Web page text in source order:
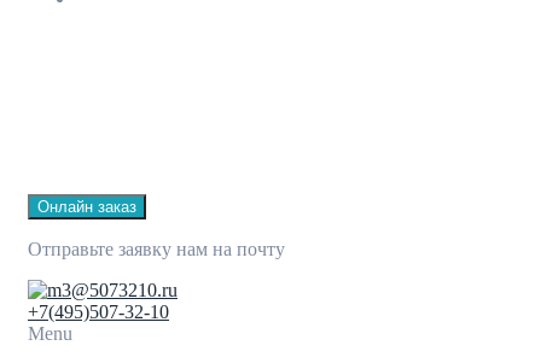
Онлайн заказ
Отправьте заявку нам на почту
3@5073210.ru
+7(495)507-32-10
Menu